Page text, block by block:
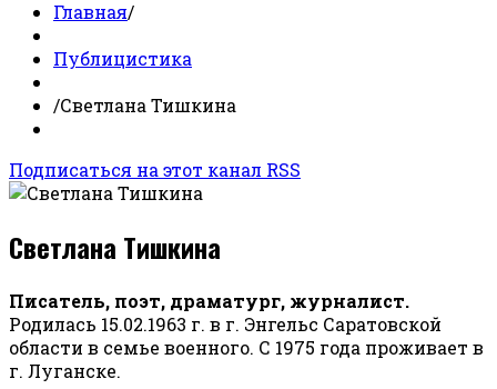
Главная/
Публицистика
/Светлана Тишкина
Подписаться на этот канал RSS
Светлана Тишкина
Писатель, поэт, драматург, журналист.
Родилась 15.02.1963 г. в г. Энгельс Саратовской
области в семье военного. С 1975 года проживает в
г. Луганске.